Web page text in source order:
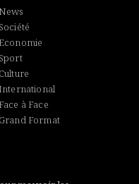
News
Société
Economie
Sport
Culture
International
Face à Face
Grand Format